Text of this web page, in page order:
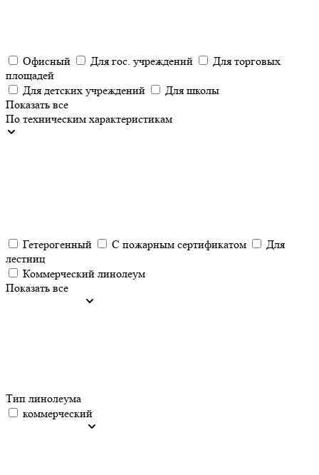
Офисный Для гос. учреждений
Для торговых
площадей
Для детских учреждений
Для школы
Показать все
По техническим характеристикам
Гетерогенный С пожарным сертификатом
Для
лестниц
Коммерческий линолеум
Показать все
Тип линолеума
коммерческий